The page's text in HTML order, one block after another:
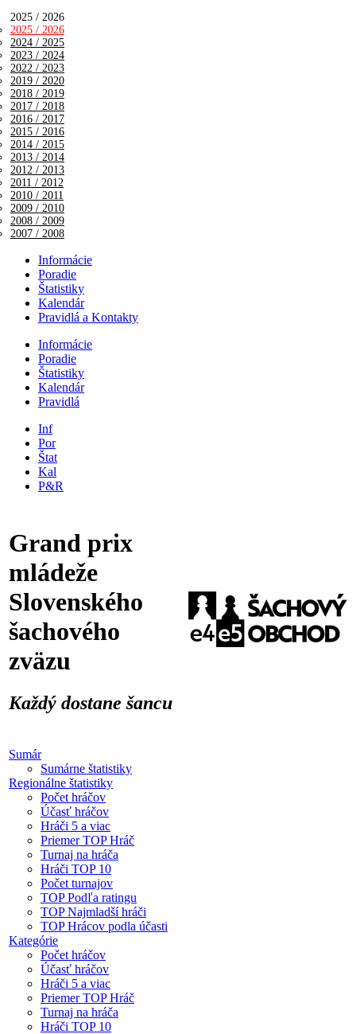
2025 / 2026
2025 / 2026
2024 / 2025
2023 / 2024
2022 / 2023
2019 / 2020
2018 / 2019
2017 / 2018
2016 / 2017
2015 / 2016
2014 / 2015
2013 / 2014
2012 / 2013
2011 / 2012
2010 / 2011
2009 / 2010
2008 / 2009
2007 / 2008
Informácie
Poradie
Štatistiky
Kalendár
Pravidlá a Kontakty
Informácie
Poradie
Štatistiky
Kalendár
Pravidlá
Inf
Por
Štat
Kal
P&R
Grand prix
mládeže
Slovenského
šachového
zväzu
Každý dostane šancu
Sumár
Sumárne štatistiky
Regionálne štatistiky
Počet hráčov
Účasť hráčov
Hráči 5 a viac
Priemer TOP Hráč
Turnaj na hráča
Hráči TOP 10
Počet turnajov
TOP Podľa ratingu
TOP Najmladší hráči
TOP Hrácov podla účasti
Kategórie
Počet hráčov
Účasť hráčov
Hráči 5 a viac
Priemer TOP Hráč
Turnaj na hráča
Hráči TOP 10